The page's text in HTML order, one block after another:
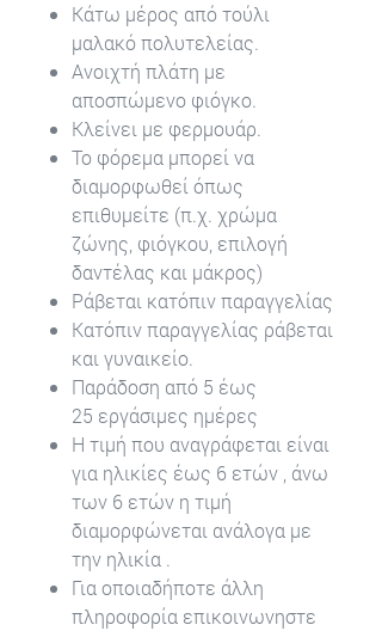
Κάτω μέρος από τούλι
μαλακό πολυτελείας.
Ανοιχτή πλάτη με
αποσπώμενο φιόγκο.
Κλείνει με φερμουάρ.
Το φόρεμα μπορεί να
διαμορφωθεί όπως
επιθυμείτε (π.χ. χρώμα
ζώνης, φιόγκου, επιλογή
δαντέλας και μάκρος)
Ράβεται κατόπιν παραγγελίας
Κατόπιν παραγγελίας ράβεται
και γυναικείο.
Παράδοση από 5 έως
25 εργάσιμες ημέρες
Η τιμή που αναγράφεται είναι
για ηλικίες έως 6 ετών , άνω
των 6 ετών η τιμή
διαμορφώνεται ανάλογα με
την ηλικία .
Για οποιαδήποτε άλλη
πληροφορία επικοινωνηστε